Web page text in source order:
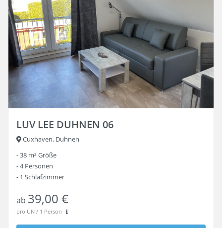
LUV LEE DUHNEN 06
Cuxhaven, Duhnen
38 m² Größe
4Personen
1 Schlafzimmer
ab 39,00 €
pro ÜN / 1 Person